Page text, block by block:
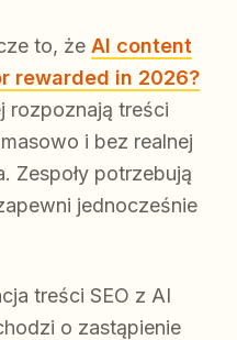
to, że AI content
rewarded in 2026?
rozpoznają treści
i bez realnej
Zespoły potrzebują
jednocześnie
treści SEO z AI
o zastąpienie